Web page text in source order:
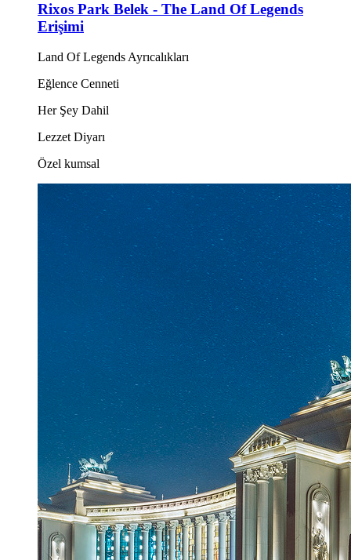
Rixos Park Belek - The Land Of Legends
Erişimi
Land Of Legends Ayrıcalıkları
Eğlence Cenneti
Her Şey Dahil
Lezzet Diyarı
Özel kumsal